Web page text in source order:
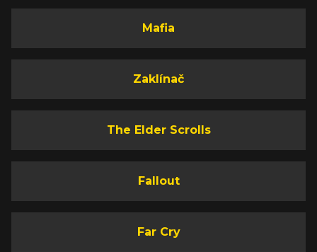
Mafia
Zaklínač
The Elder Scrolls
Fallout
Far Cry